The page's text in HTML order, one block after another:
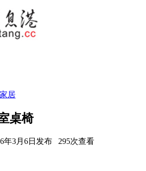
居
桌椅
年3月6日发布 295次查看